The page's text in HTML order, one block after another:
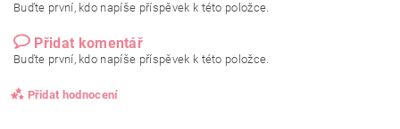
Buďte první, kdo napíše příspěvek k této položce.
Přidat komentář
Buďte první, kdo napíše příspěvek k této položce.
Přidat hodnocení